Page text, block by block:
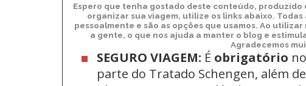
Espero que tenha gostado deste conteúdo, produzido
organizar sua viagem, utilize os links abaixo.
pessoalmente e são as opções que usamos. Ao
a gente, o que nos ajuda a manter o blog e
Agradecemos
SEGURO VIAGEM: É obrigatório
parte do Tratado Schengen, além